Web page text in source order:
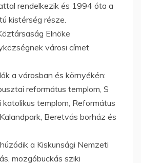
rendelkezik és 1994 óta a
kistérség része.
Elnöke
városi címet
a városban és környékén:
református templom, S
templom, Református
Beretvás borház és
a Kiskunsági Nemzeti
mozgóbuckás sziki